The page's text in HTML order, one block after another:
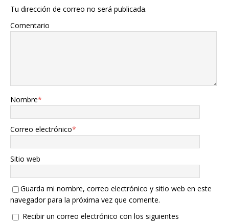
Tu dirección de correo no será publicada.
Comentario
Nombre*
Correo electrónico*
Sitio web
Guarda mi nombre, correo electrónico y sitio web en este
navegador para la próxima vez que comente.
Recibir un correo electrónico con los siguientes